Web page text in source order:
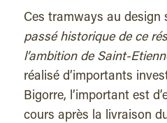
Ces tramways au design
passé historique de ce
l’ambition de Saint-
réalisé d’importants
Bigorre, l’important est
cours après la livraison